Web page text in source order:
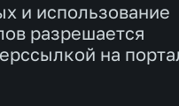
и использование
разрешается
на